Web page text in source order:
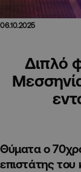
06.10.2025
Διπλό
Θύματα ο
επιστάτης του